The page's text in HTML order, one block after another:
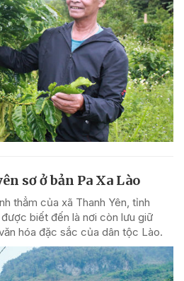
sơ ở bản Pa Xa Lào
thẳm của xã Thanh Yên, tỉnh
biết đến là nơi còn lưu giữ
hóa đặc sắc của dân tộc Lào.